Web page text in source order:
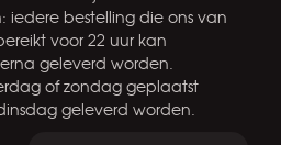
iedere bestelling die ons van
voor 22 uur kan
geleverd worden.
of zondag geplaatst
geleverd worden.